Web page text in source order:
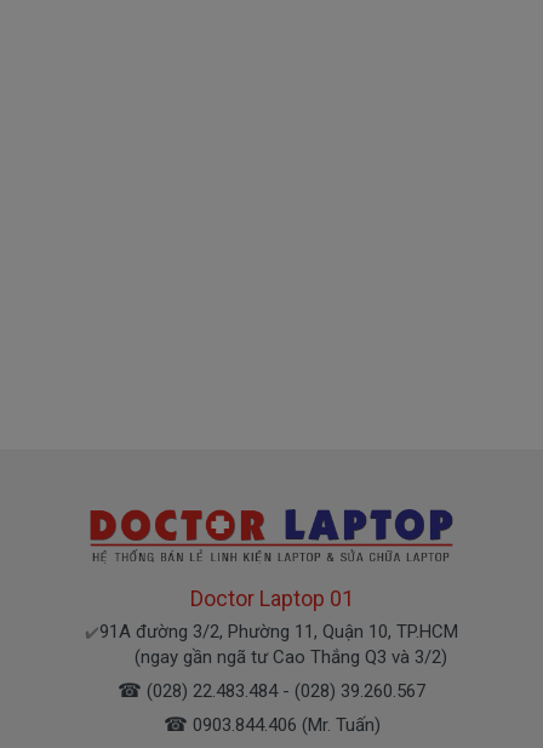
Hình Dấu Hiệu Nhận Biết PinHP Pavilion 14-
AM065TuBị Hư
Chế độ bảo hành cho Pin laptop HP
Pavilion 14-AM065Tu
* 1 đổi 1 trong vòng 6 tháng hoặc 12 tháng với
các điều kiện sau:
Doctor Laptop 01
✔️91A đường 3/2, Phường 11, Quận 10, TP.HCM
(ngay gần ngã tư Cao Thắng Q3 và 3/2)
☎ (028) 22.483.484 - (028) 39.260.567
☎ 0903.844.406 (Mr. Tuấn)